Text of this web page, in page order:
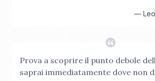
—
Prova a scoprire il punto debole
saprai immediatamente dove non